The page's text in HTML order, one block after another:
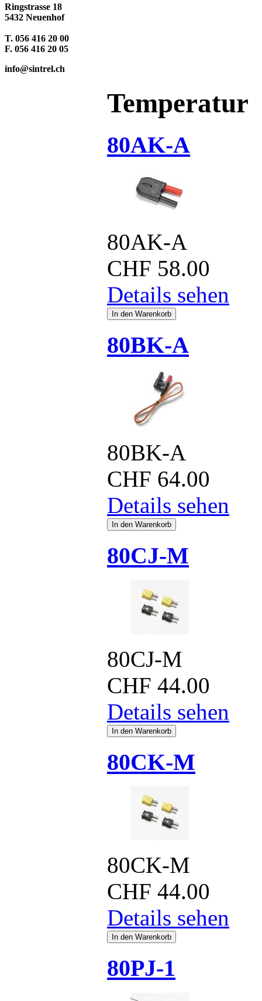
Ringstrasse 18
5432 Neuenhof
T. 056 416 20 00
F. 056 416 20 05
info@sintrel.ch
Temperatur
80AK-A
80AK-A
CHF 58.00
Details sehen
80BK-A
80BK-A
CHF 64.00
Details sehen
80CJ-M
80CJ-M
CHF 44.00
Details sehen
80CK-M
80CK-M
CHF 44.00
Details sehen
80PJ-1